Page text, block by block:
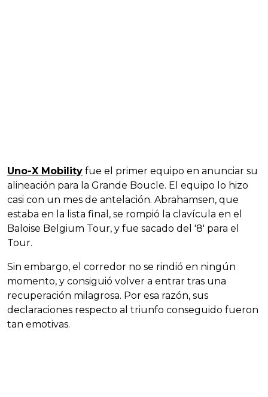
Uno-X Mobility fue el primer equipo en anunciar su
alineación para la Grande Boucle. El equipo lo hizo
casi con un mes de antelación. Abrahamsen, que
estaba en la lista final, se rompió la clavícula en el
Baloise Belgium Tour, y fue sacado del '8' para el
Tour.
Sin embargo, el corredor no se rindió en ningún
momento, y consiguió volver a entrar tras una
recuperación milagrosa. Por esa razón, sus
declaraciones respecto al triunfo conseguido fueron
tan emotivas.